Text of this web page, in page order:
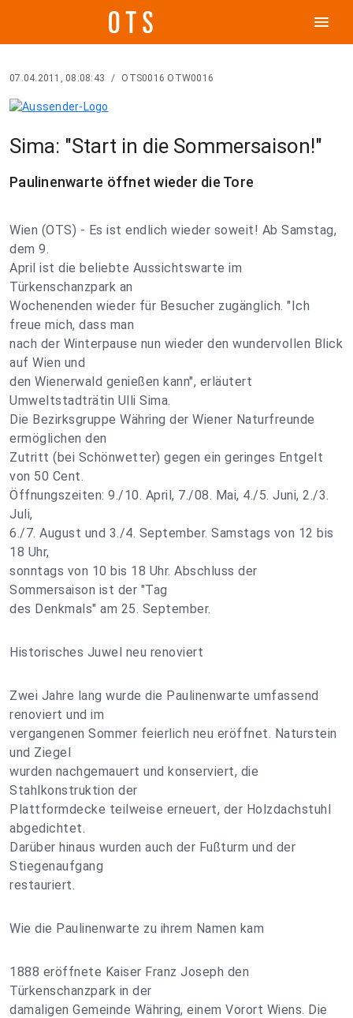
menu
07.04.2011, 08:08:43 / OTS0016 OTW0016
Sima: "Start in die Sommersaison!"
Paulinenwarte öffnet wieder die Tore
Wien (OTS) - Es ist endlich wieder soweit! Ab Samstag,
dem 9.
April ist die beliebte Aussichtswarte im
Türkenschanzpark an
Wochenenden wieder für Besucher zugänglich. "Ich
freue mich, dass man
nach der Winterpause nun wieder den wundervollen Blick
auf Wien und
den Wienerwald genießen kann", erläutert
Umweltstadträtin Ulli Sima.
Die Bezirksgruppe Währing der Wiener Naturfreunde
ermöglichen den
Zutritt (bei Schönwetter) gegen ein geringes Entgelt
von 50 Cent.
Öffnungszeiten: 9./10. April, 7./08. Mai, 4./5. Juni, 2./3.
Juli,
6./7. August und 3./4. September. Samstags von 12 bis
18 Uhr,
sonntags von 10 bis 18 Uhr. Abschluss der
Sommersaison ist der "Tag
des Denkmals" am 25. September.
Historisches Juwel neu renoviert
Zwei Jahre lang wurde die Paulinenwarte umfassend
renoviert und im
vergangenen Sommer feierlich neu eröffnet. Naturstein
und Ziegel
wurden nachgemauert und konserviert, die
Stahlkonstruktion der
Plattformdecke teilweise erneuert, der Holzdachstuhl
abgedichtet.
Darüber hinaus wurden auch der Fußturm und der
Stiegenaufgang
restauriert.
Wie die Paulinenwarte zu ihrem Namen kam
1888 eröffnete Kaiser Franz Joseph den
Türkenschanzpark in der
damaligen Gemeinde Währing, einem Vorort Wiens. Die